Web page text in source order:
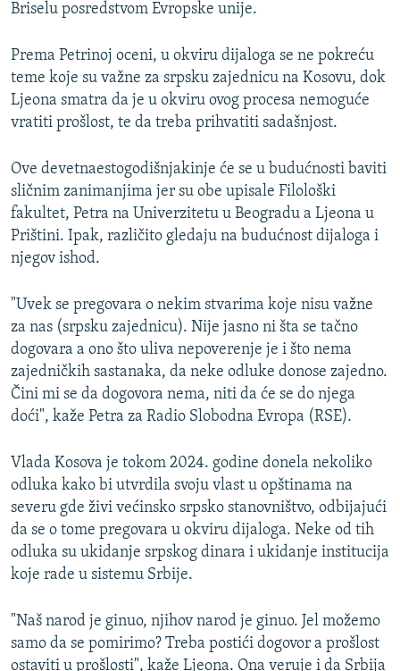
Briselu posredstvom Evropske unije.
Prema Petrinoj oceni, u okviru dijaloga se ne pokreću
teme koje su važne za srpsku zajednicu na Kosovu, dok
Ljeona smatra da je u okviru ovog procesa nemoguće
vratiti prošlost, te da treba prihvatiti sadašnjost.
Ove devetnaestogodišnjakinje će se u budućnosti baviti
sličnim zanimanjima jer su obe upisale Filološki
fakultet, Petra na Univerzitetu u Beogradu a Ljeona u
Prištini. Ipak, različito gledaju na budućnost dijaloga i
njegov ishod.
"Uvek se pregovara o nekim stvarima koje nisu važne
za nas (srpsku zajednicu). Nije jasno ni šta se tačno
dogovara a ono što uliva nepoverenje je i što nema
zajedničkih sastanaka, da neke odluke donose zajedno.
Čini mi se da dogovora nema, niti da će se do njega
doći", kaže Petra za Radio Slobodna Evropa (RSE).
Vlada Kosova je tokom 2024. godine donela nekoliko
odluka kako bi utvrdila svoju vlast u opštinama na
severu gde živi većinsko srpsko stanovništvo, odbijajući
da se o tome pregovara u okviru dijaloga. Neke od tih
odluka su ukidanje srpskog dinara i ukidanje institucija
koje rade u sistemu Srbije.
"Naš narod je ginuo, njihov narod je ginuo. Jel možemo
samo da se pomirimo? Treba postići dogovor a prošlost
ostaviti u prošlosti", kaže Ljeona. Ona veruje i da Srbija